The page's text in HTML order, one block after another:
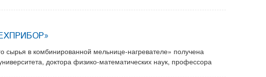
сырья в комбинированной мельнице-нагревателе» получена
доктора физико-математических наук, профессора